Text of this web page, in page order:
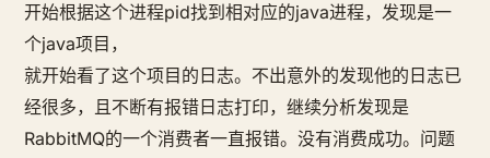
开始根据这个进程pid找到相对应的java进程，发现是一
个java项目，
就开始看了这个项目的日志。不出意外的发现他的日志已
经很多，且不断有报错日志打印，继续分析发现是
RabbitMQ的一个消费者一直报错。没有消费成功。问题